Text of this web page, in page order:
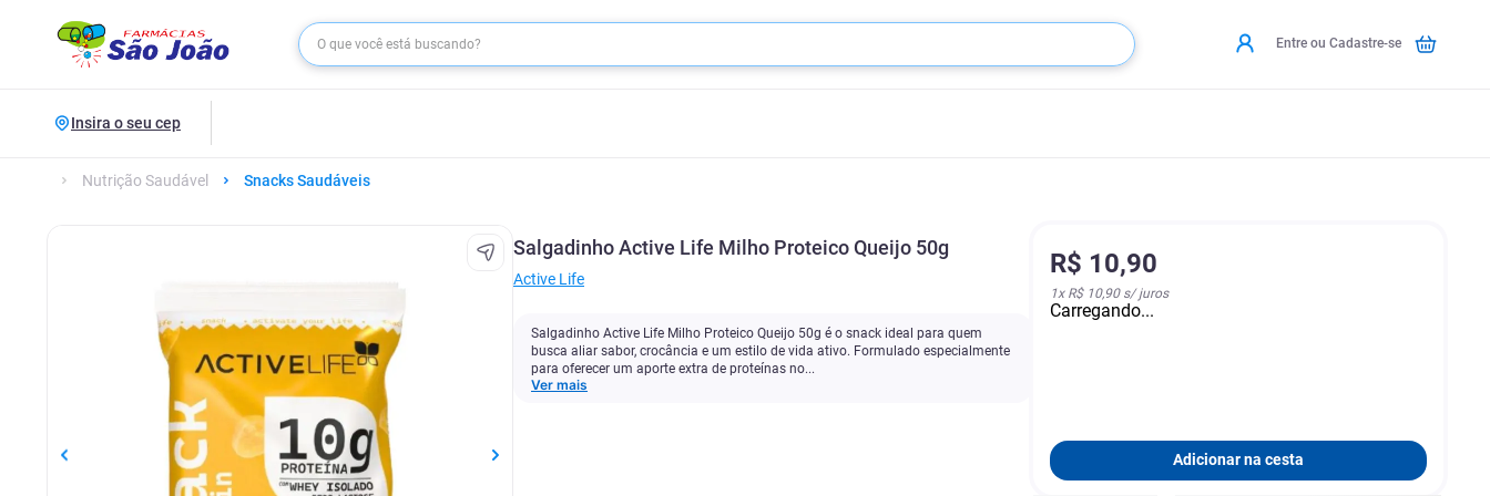
Entre ou Cadastre-se
Insira o seu cep
Nutrição Saudável Snacks Saudáveis
Salgadinho Active Life Milho Proteico Queijo 50g
Active Life
Salgadinho Active Life Milho Proteico Queijo 50g é o snack ideal para quem
busca aliar sabor, crocância e um estilo de vida ativo. Formulado especialmente
para oferecer um aporte extra de proteínas no...
Ver mais
R$ 10,90
1x R$ 10,90s/ juros
Carregando...
Adicionar na cesta